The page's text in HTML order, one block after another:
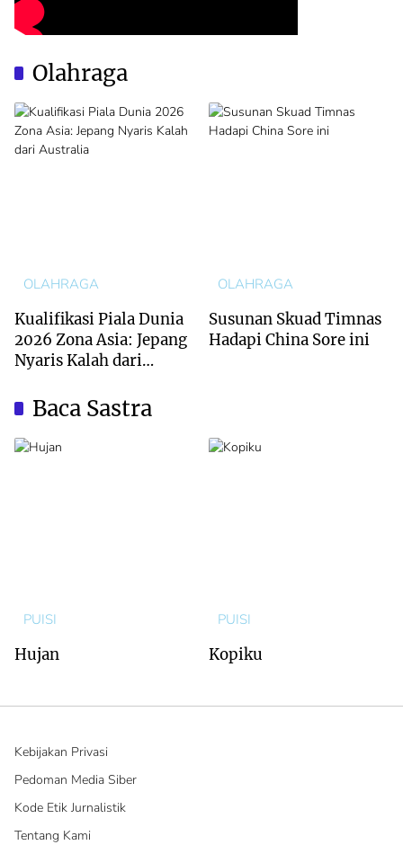
Olahraga
OLAHRAGA
Kualifikasi Piala Dunia
2026 Zona Asia: Jepang
Nyaris Kalah dari
OLAHRAGA
Susunan Skuad Timnas
Hadapi China Sore ini
Baca Sastra
PUISI
Hujan
PUISI
Kopiku
Kebijakan Privasi
Pedoman Media Siber
Kode Etik Jurnalistik
Tentang Kami